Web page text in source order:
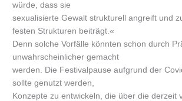
würde, dass sie
sexualisierte Gewalt strukturell angreift und
festen Strukturen beiträgt.«
Denn solche Vorfälle könnten schon durch
unwahrscheinlicher gemacht
werden. Die Festivalpause aufgrund der
sollte genutzt werden,
Konzepte zu entwickeln, die über die derzeit